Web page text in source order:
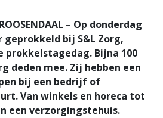
– Op donderdag
geprokkeld bij S&L Zorg,
Bijna 100
deden mee. Zij hebben een
bij een bedrijf of
Van winkels en horeca tot
een verzorgingstehuis.